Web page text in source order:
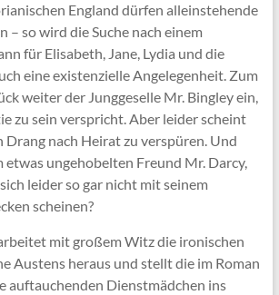
England dürfen alleinstehende
– so wird die Suche nach einem
für Elisabeth, Jane, Lydia und die
eine existenzielle Angelegenheit. Zum
weiter der Junggeselle Mr. Bingley ein,
zu sein verspricht. Aber leider scheint
Drang nach Heirat zu verspüren. Und
etwas ungehobelten Freund Mr. Darcy,
leider so gar nicht mit seinem
scheinen?
mit großem Witz die ironischen
Austens heraus und stellt die im Roman
auftauchenden Dienstmädchen ins